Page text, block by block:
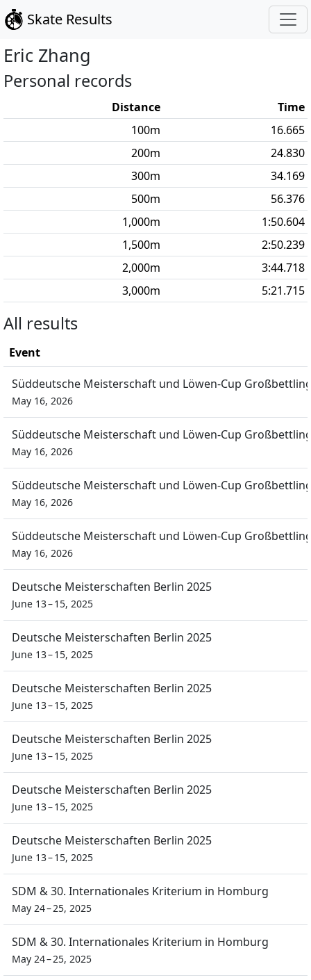
Skate Results
Eric Zhang
Personal records
Distance
Time
100m
16.665
200m
24.830
300m
34.169
500m
56.376
1,000m
1:50.604
1,500m
2:50.239
2,000m
3:44.718
3,000m 5:21.715
All results
Event
Süddeutsche Meisterschaft und Löwen-Cup
May 16, 2026
Süddeutsche Meisterschaft und Löwen-Cup
May 16, 2026
Süddeutsche Meisterschaft und Löwen-Cup
May 16, 2026
Süddeutsche Meisterschaft und Löwen-Cup
May 16, 2026
Deutsche Meisterschaften Berlin 2025
June 13 – 15, 2025
Deutsche Meisterschaften Berlin 2025
June 13 – 15, 2025
Deutsche Meisterschaften Berlin 2025
June 13 – 15, 2025
Deutsche Meisterschaften Berlin 2025
June 13 – 15, 2025
Deutsche Meisterschaften Berlin 2025
June 13 – 15, 2025
Deutsche Meisterschaften Berlin 2025
June 13 – 15, 2025
SDM & 30. Internationales Kriterium in Homburg
May 24 – 25, 2025
SDM & 30. Internationales Kriterium in Homburg
May 24 – 25, 2025